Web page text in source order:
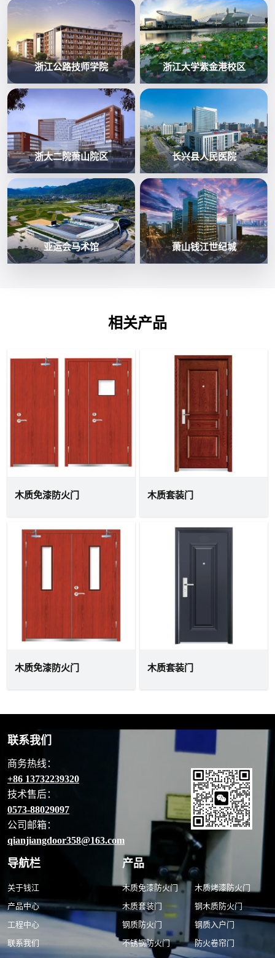
浙江公路技师学院 浙江大学紫金港校区
浙大二院萧山院区 长兴县人民医院
亚运会马术馆 萧山钱江世纪城
相关产品
木质免漆防火门 木质套装门
木质免漆防火门 木质套装门
联系我们
商务热线：
+86 13732239320
技术售后：
0573-88029097
公司邮箱：
qianjiangdoor358@163.com
导航栏
关于钱江
产品中心
工程中心
联系我们
产品
木质免漆防火门
木质烤漆防火门
木质套装门
钢木质防火门
钢质防火门
钢质入户门
不锈钢防火门
防火卷帘门